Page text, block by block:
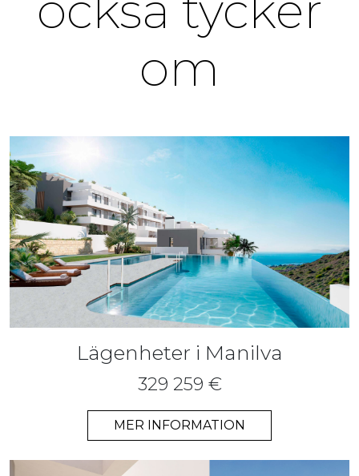
om
Lägenheter i Manilva
329 259 €
MER INFORMATION